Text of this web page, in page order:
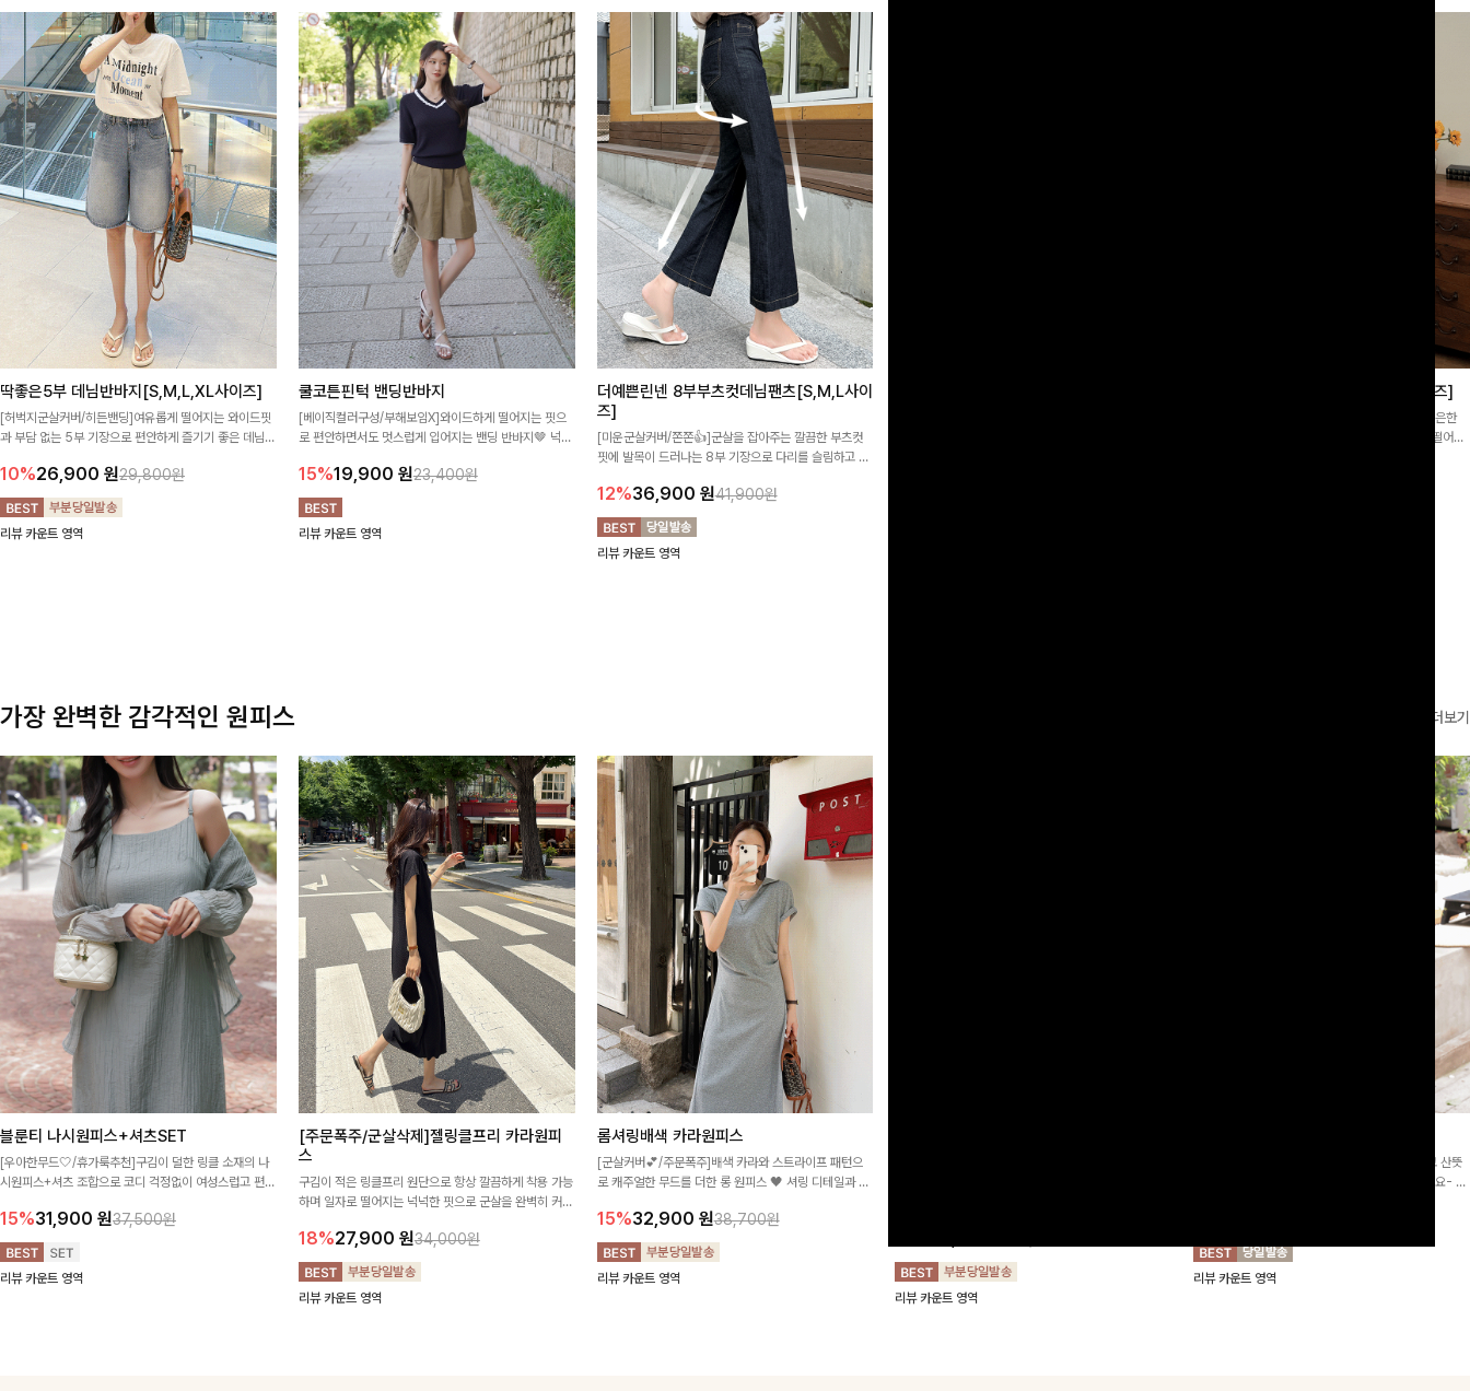
딱좋은5부 데님반바지[S,M,L,XL사이즈]
[허벅지군살커버/히든밴딩]여유롭게 떨어지는 와이드핏
과 부담 없는 5부 기장으로 편안하게 즐기기 좋은 데님
디한 무드로 연출
10%26,900 원29,800원
리뷰 카운트 영역
쿨코튼핀턱 밴딩반바지
[베이직컬러구성/부해보임X]와이드하게 떨어지는 핏으
로 편안하면서도 멋스럽게 입어지는 밴딩 반바지🤎 넉넉
높게 즐겨지는 아이템!
15%19,900 원23,400원
리뷰 카운트 영역
더예쁜린넨 8부부츠컷데님팬츠[S,M,L사이
즈]
[미운군살커버/쫀쫀👍]군살을 잡아주는 깔끔한 부츠컷
핏에 발목이 드러나는 8부 기장으로 다리를 슬림하고 길
요~!
12%36,900 원41,900원
리뷰 카운트 영역
쿨링버튼 8부와이드팬츠[FREE,L사이즈]
[바스락소재💙/8부기장]사이드 버튼 디테일이 은은한
포인트가 되어주는 와이드 팬츠입니다. 여유롭게 떨어지
가장 완벽한 감각적인 원피스 더보기
블룬티 나시원피스+셔츠SET
[우아한무드🤍/휴가룩추천]구김이 덜한 링클 소재의 나
시원피스+셔츠 조합으로 코디 걱정없이 여성스럽고 편안
15%31,900 원37,500원
리뷰 카운트 영역
[주문폭주/군살삭제]젤링클프리 카라원피
스
구김이 적은 링클프리 원단으로 항상 깔끔하게 착용 가능
하며 일자로 떨어지는 넉넉한 핏으로 군살을 완벽히 커버
18%27,900 원34,000원
리뷰 카운트 영역
롬셔링배색 카라원피스
[군살커버💕/주문폭주]배색 카라와 스트라이프 패턴으
로 캐주얼한 무드를 더한 롱 원피스 🖤 셔링 디테일과 쫀
15%32,900 원38,700원
리뷰 카운트 영역
리뷰 카운트 영역
[청순무드/체형커버]꾸안꾸 무드의 정석🤍 가볍고 산뜻
한 착용감으로 여름 내내 손이 자주 가는 원피스예요- 은
리뷰 카운트 영역